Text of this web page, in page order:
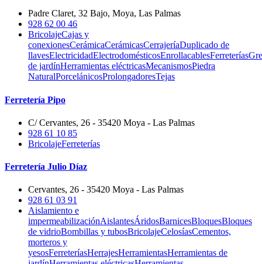
Padre Claret, 32 Bajo, Moya, Las Palmas
928 62 00 46
BricolajeCajas y
conexionesCerámicaCerámicasCerrajeríaDuplicado de
llavesElectricidadElectrodomésticosEnrollacablesFerreterías
de jardínHerramientas eléctricasMecanismosPiedra
NaturalPorcelánicosProlongadoresTejas
Ferretería Pipo
C/ Cervantes, 26 - 35420 Moya - Las Palmas
928 61 10 85
BricolajeFerreterías
Ferretería Julio Díaz
Cervantes, 26 - 35420 Moya - Las Palmas
928 61 03 91
Aislamiento e
impermeabilizaciónAislantesÁridosBarnicesBloquesBloques
de vidrioBombillas y tubosBricolajeCelosíasCementos,
morteros y
yesosFerreteríasHerrajesHerramientasHerramientas de